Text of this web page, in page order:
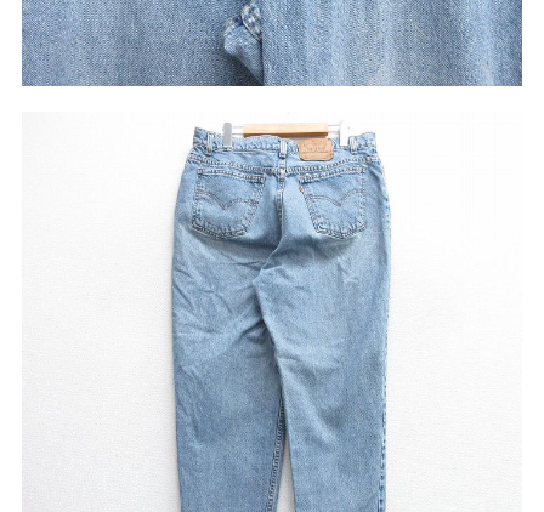
半袖シャツ XS S M L XL
Tシャツ XS S M L XL
W30以下 W31,W32
W33,W34 W35,W36
W37以上
Search by Maniacマニアックから探す
アニメ
Tシャツ
ボロ